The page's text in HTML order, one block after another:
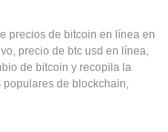
precios de bitcoin en línea en
precio de btc usd en línea,
de bitcoin y recopila la
populares de blockchain,